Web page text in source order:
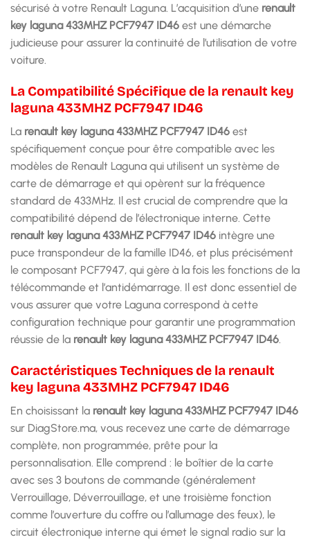
sécurisé à votre Renault Laguna. L’acquisition d’une renault
key laguna 433MHZ PCF7947 ID46 est une démarche
judicieuse pour assurer la continuité de l’utilisation de votre
voiture.
La Compatibilité Spécifique de la renault key
laguna 433MHZ PCF7947 ID46
La renault key laguna 433MHZ PCF7947 ID46 est
spécifiquement conçue pour être compatible avec les
modèles de Renault Laguna qui utilisent un système de
carte de démarrage et qui opèrent sur la fréquence
standard de 433MHz. Il est crucial de comprendre que la
compatibilité dépend de l’électronique interne. Cette
renault key laguna 433MHZ PCF7947 ID46 intègre une
puce transpondeur de la famille ID46, et plus précisément
le composant PCF7947, qui gère à la fois les fonctions de la
télécommande et l’antidémarrage. Il est donc essentiel de
vous assurer que votre Laguna correspond à cette
configuration technique pour garantir une programmation
réussie de la renault key laguna 433MHZ PCF7947 ID46.
Caractéristiques Techniques de la renault
key laguna 433MHZ PCF7947 ID46
En choisissant la renault key laguna 433MHZ PCF7947 ID46
sur DiagStore.ma, vous recevez une carte de démarrage
complète, non programmée, prête pour la
personnalisation. Elle comprend : le boîtier de la carte
avec ses 3 boutons de commande (généralement
Verrouillage, Déverrouillage, et une troisième fonction
comme l’ouverture du coffre ou l’allumage des feux), le
circuit électronique interne qui émet le signal radio sur la